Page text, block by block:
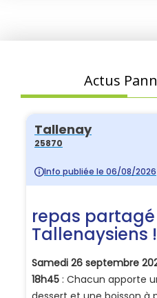
Actus